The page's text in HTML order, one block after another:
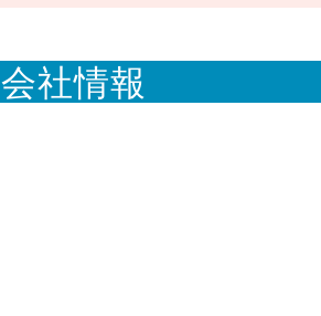
会社情報